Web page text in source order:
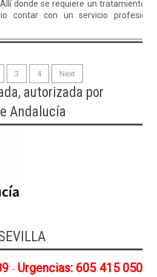
donde se requiere un tratamiento de
contar con un servicio profesional
3 4 Next
autorizada por
Andalucía
- Urgencias: 605 415 050